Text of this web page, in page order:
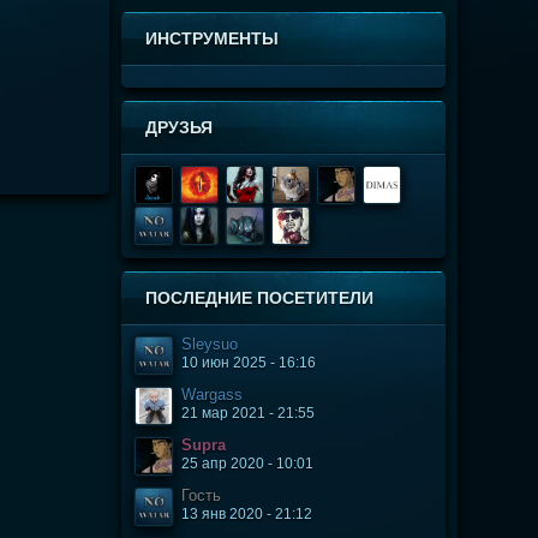
ИНСТРУМЕНТЫ
ДРУЗЬЯ
ПОСЛЕДНИЕ ПОСЕТИТЕЛИ
Sleysuo
10 июн 2025 - 16:16
Wargass
21 мар 2021 - 21:55
Supra
25 апр 2020 - 10:01
Гость
13 янв 2020 - 21:12